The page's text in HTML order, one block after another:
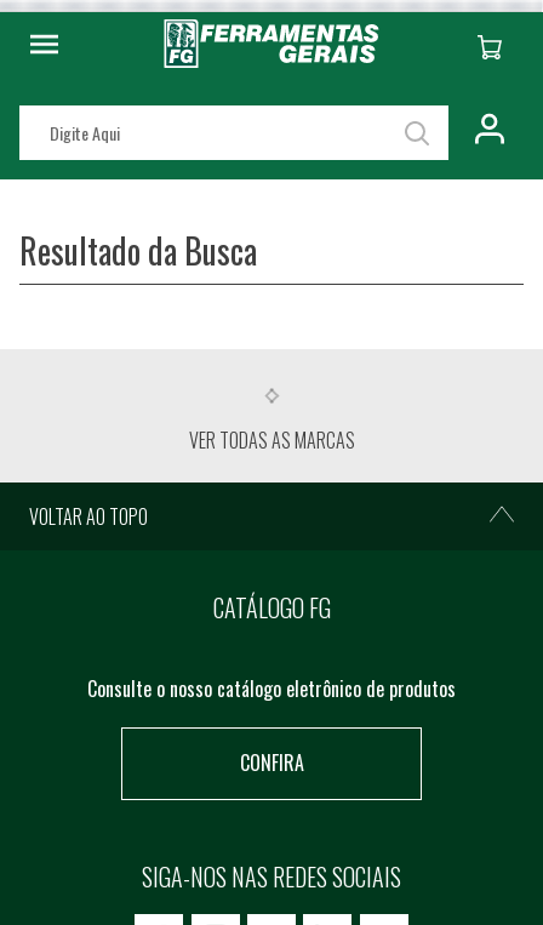
Resultado da Busca
VER TODAS AS MARCAS
VOLTAR AO TOPO
CATÁLOGO FG
Consulte o nosso catálogo eletrônico de produtos
CONFIRA
SIGA-NOS NAS REDES SOCIAIS